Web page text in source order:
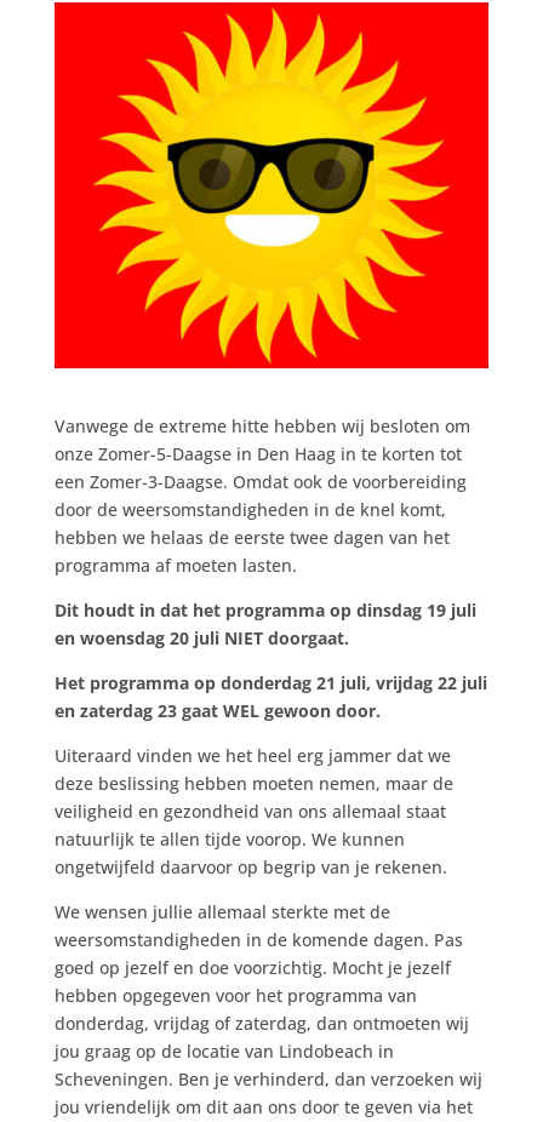
Vanwege de extreme hitte hebben wij besloten om
onze Zomer-5-Daagse in Den Haag in te korten tot
een Zomer-3-Daagse. Omdat ook de voorbereiding
door de weersomstandigheden in de knel komt,
hebben we helaas de eerste twee dagen van het
programma af moeten lasten.
Dit houdt in dat het programma op dinsdag 19 juli
en woensdag 20 juli NIET doorgaat.
Het programma op donderdag 21 juli, vrijdag 22 juli
en zaterdag 23 gaat WEL gewoon door.
Uiteraard vinden we het heel erg jammer dat we
deze beslissing hebben moeten nemen, maar de
veiligheid en gezondheid van ons allemaal staat
natuurlijk te allen tijde voorop. We kunnen
ongetwijfeld daarvoor op begrip van je rekenen.
We wensen jullie allemaal sterkte met de
weersomstandigheden in de komende dagen. Pas
goed op jezelf en doe voorzichtig. Mocht je jezelf
hebben opgegeven voor het programma van
donderdag, vrijdag of zaterdag, dan ontmoeten wij
jou graag op de locatie van Lindobeach in
Scheveningen. Ben je verhinderd, dan verzoeken wij
jou vriendelijk om dit aan ons door te geven via het